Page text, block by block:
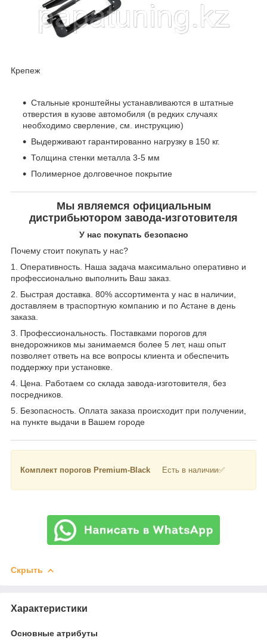
Крепеж
Стальные кронштейны устанавливаются в штатные
отверстия в кузове автомобиля (в редких случаях
необходимо сверление, см. инструкцию)
Выдерживают гарантированно нагрузку в 150 кг.
Толщина стенки металла 3-5 мм
Полимерное долговечное покрытие
Мы являемся официальным
дистрибьютором завода-изготовителя
У нас покупать безопасно
Почему стоит покупать у нас?
1. Оперативность. Наша задача максимально оперативно и
профессионально выполнить Ваш заказ.
2. Быстрая доставка. 80% ассортимента у нас в наличии,
доставляем в траспортную компанию и по Астане в день
заказа.
3. Профессиональность. Поставками порогов для
внедорожников мы занимаемся более 5 лет, наш опыт
позволяет ответь на все вопросы клиента и обеспечить
поддержку при установке.
4. Цена. Работаем со склада завода-изготовителя, без
посредников.
5. Безопасность. Оплата заказа происходит при получении,
на пункте выдачи в Вашем городе
Комплект порогов Premium-Black Есть в наличии✅
Скрыть
Характеристики
Основные атрибуты